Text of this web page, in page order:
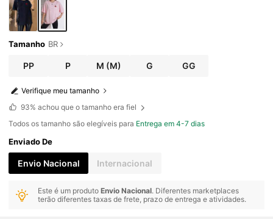
Tamanho BR
PP P M (M) G GG
Verifique meu tamanho
93% achou que o tamanho era fiel
Todos os tamanho são elegíveis para Entrega em 4-7 dias
Enviado De
Envio Nacional Internacional
Este é um produtoEnvio Nacional. Diferentes marketplaces
terão diferentes taxas de frete, prazo de entrega e atividades.